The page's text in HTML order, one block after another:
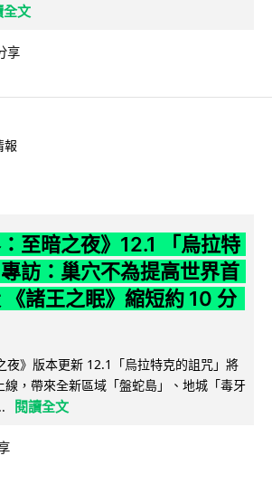
全文
享
報
：至暗之夜》12.1 「烏拉特
訪：巢穴不為提高世界首
諸王之眠》縮短約 10 分
夜》版本更新 12.1「烏拉特克的詛咒」將
，帶來全新區域「盤蛇島」、地城「毒牙
閱讀全文